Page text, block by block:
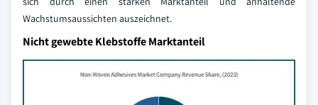
Wachstumsaussichten auszeichnet.
Nicht gewebte Klebstoffe Marktanteil